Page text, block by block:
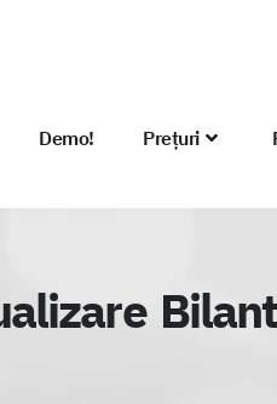
Demo! Prețuri